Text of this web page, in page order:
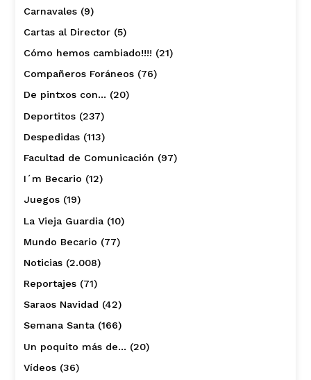
Carnavales(9)
Cartas al Director(5)
Cómo hemos cambiado!!!! (21)
Compañeros Foráneos(76)
De pintxos con… (20)
Deportitos(237)
Despedidas(113)
Facultad de Comunicación (97)
I´m Becario (12)
Juegos(19)
La Vieja Guardia(10)
Mundo Becario (77)
Noticias(2.008)
Reportajes(71)
Saraos Navidad (42)
Semana Santa(166)
Un poquito más de… (20)
Vídeos(36)